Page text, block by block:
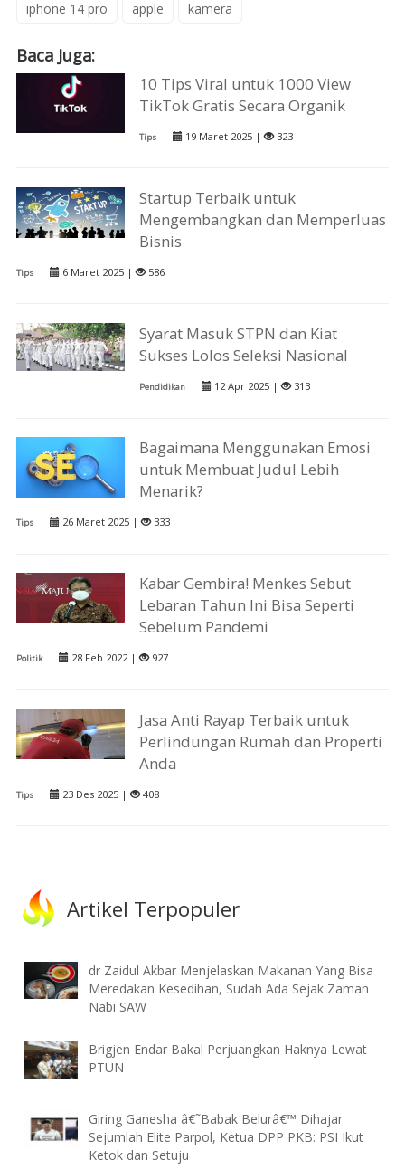
iphone 14 pro apple kamera
Baca Juga:
10 Tips Viral untuk 1000 View
TikTok Gratis Secara Organik
Tips 19 Maret 2025 | 323
Startup Terbaik untuk
Mengembangkan dan Memperluas
Bisnis
Tips 6 Maret 2025 | 586
Syarat Masuk STPN dan Kiat
Sukses Lolos Seleksi Nasional
Pendidikan 12 Apr 2025 | 313
Bagaimana Menggunakan Emosi
untuk Membuat Judul Lebih
Menarik?
Tips 26 Maret 2025 | 333
Kabar Gembira! Menkes Sebut
Lebaran Tahun Ini Bisa Seperti
Sebelum Pandemi
Politik 28 Feb 2022 | 927
Jasa Anti Rayap Terbaik untuk
Perlindungan Rumah dan Properti
Anda
Tips 23 Des 2025 | 408
Artikel Terpopuler
dr Zaidul Akbar Menjelaskan Makanan Yang Bisa
Meredakan Kesedihan, Sudah Ada Sejak Zaman
Nabi SAW
Brigjen Endar Bakal Perjuangkan Haknya Lewat
PTUN
Giring Ganesha â€˜Babak Belurâ€™ Dihajar
Sejumlah Elite Parpol, Ketua DPP PKB: PSI Ikut
Ketok dan Setuju